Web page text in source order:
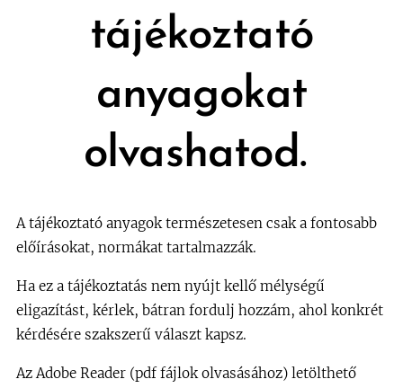
tájékoztató
anyagokat
olvashatod.
A tájékoztató anyagok természetesen csak a fontosabb
előírásokat, normákat tartalmazzák.
Ha ez a tájékoztatás nem nyújt kellő mélységű
eligazítást, kérlek, bátran fordulj hozzám, ahol konkrét
kérdésére szakszerű választ kapsz.
Az Adobe Reader (pdf fájlok olvasásához) letölthető